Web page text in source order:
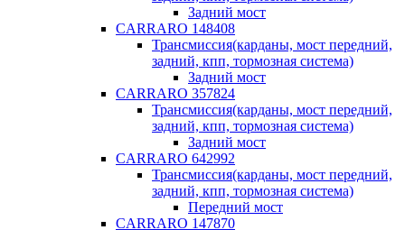
Задний мост
CARRARO 148408
Трансмиссия(карданы, мост передний,
задний, кпп, тормозная система)
Задний мост
CARRARO 357824
Трансмиссия(карданы, мост передний,
задний, кпп, тормозная система)
Задний мост
CARRARO 642992
Трансмиссия(карданы, мост передний,
задний, кпп, тормозная система)
Передний мост
CARRARO 147870